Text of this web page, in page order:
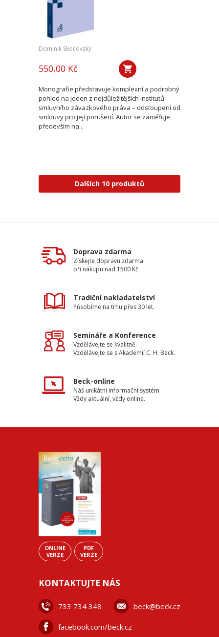
Dominik Skočovský
550,00 Kč
Monografie představuje komplexní a podrobný
pohled na jeden z nejdůležitějších institutů
smluvního závazkového práva – odstoupení od
smlouvy pro její porušení. Autor se zaměřuje
především na...
Dalších 10 produktů
Doprava zdarma
Získejte dopravu zdarma
při nákupu nad 1500 Kč.
Tradiční nakladatelství
Působíme na trhu přes 30 let.
Semináře a Konference
Vzdělávejte se kvalitně.
Vzdělávejte se s Akademií C. H. Beck.
Beck-online
Náš unikátní informační systém.
Vždy aktuální, vždy online.
ONLINE
VERZE
PDF
VERZE
KONTAKTUJTE NÁS
733 734 348 beck@beck.cz
facebook.com/beck.cz